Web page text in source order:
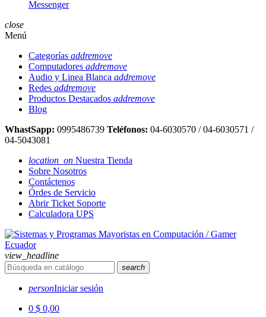
Messenger
close
Menú
Categorías addremove
Computadores addremove
Audio y Linea Blanca addremove
Redes addremove
Productos Destacados addremove
Blog
WhastSapp: 0995486739 Teléfonos: 04-6030570 / 04-6030571 /
04-5043081
location_on Nuestra Tienda
Sobre Nosotros
Contáctenos
Órdes de Servicio
Abrir Ticket Soporte
Calculadora UPS
view_headline
search
personIniciar sesión
0 $ 0,00